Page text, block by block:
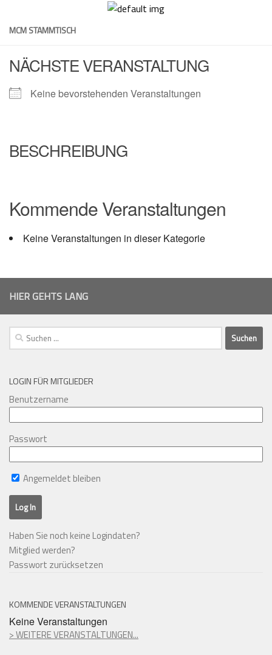
content
MCM STAMMTISCH
NÄCHSTE VERANSTALTUNG
Keine bevorstehenden Veranstaltungen
BESCHREIBUNG
Kommende Veranstaltungen
Keine Veranstaltungen in dieser Kategorie
HIER GEHTS LANG
Suchen
nach:
LOGIN FÜR MITGLIEDER
Benutzername
Passwort
Angemeldet bleiben
Haben Sie noch keine Logindaten?
Mitglied werden?
Passwort zurücksetzen
KOMMENDE VERANSTALTUNGEN
Keine Veranstaltungen
> WEITERE VERANSTALTUNGEN...